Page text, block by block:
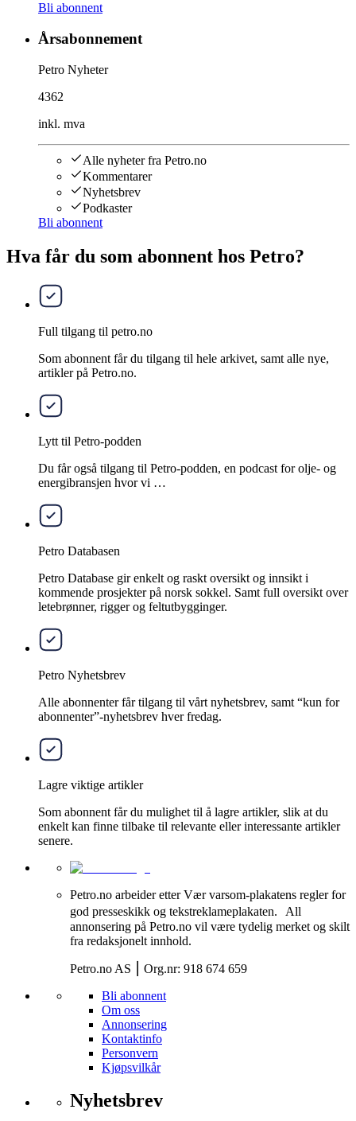
Bli abonnent
Årsabonnement
Petro Nyheter
4362
inkl. mva
Alle nyheter fra Petro.no
Kommentarer
Nyhetsbrev
Podkaster
Bli abonnent
Hva får du som abonnent hos Petro?
Full tilgang til petro.no
Som abonnent får du tilgang til hele arkivet, samt alle nye,
artikler på Petro.no.
Lytt til Petro-podden
Du får også tilgang til Petro-podden, en podcast for olje- og
energibransjen hvor vi …
Petro Databasen
Petro Database gir enkelt og raskt oversikt og innsikt i
kommende prosjekter på norsk sokkel. Samt full oversikt over
letebrønner, rigger og feltutbygginger.
Petro Nyhetsbrev
Alle abonnenter får tilgang til vårt nyhetsbrev, samt “kun for
abonnenter”-nyhetsbrev hver fredag.
Lagre viktige artikler
Som abonnent får du mulighet til å lagre artikler, slik at du
enkelt kan finne tilbake til relevante eller interessante artikler
senere.
Petro.no arbeider etter Vær varsom-plakatens regler for
god presseskikk og tekstreklameplakaten. All
annonsering på Petro.no vil være tydelig merket og skilt
fra redaksjonelt innhold.
Petro.no AS ⎮ Org.nr: 918 674 659
Bli abonnent
Om oss
Annonsering
Kontaktinfo
Personvern
Kjøpsvilkår
Nyhetsbrev